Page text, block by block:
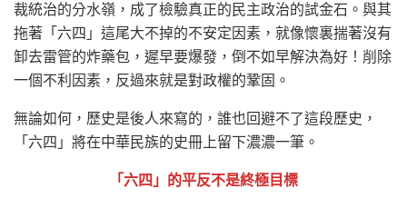
裁統治的分水嶺，成了檢驗真正的民主政治的試金石。與其
拖著「六四」這尾大不掉的不安定因素，就像懷裏揣著沒有
卸去雷管的炸藥包，遲早要爆發，倒不如早解決為好！削除
一個不利因素，反過來就是對政權的鞏固。
無論如何，歷史是後人來寫的，誰也回避不了這段歷史，
「六四」將在中華民族的史冊上留下濃濃一筆。
「六四」的平反不是終極目標